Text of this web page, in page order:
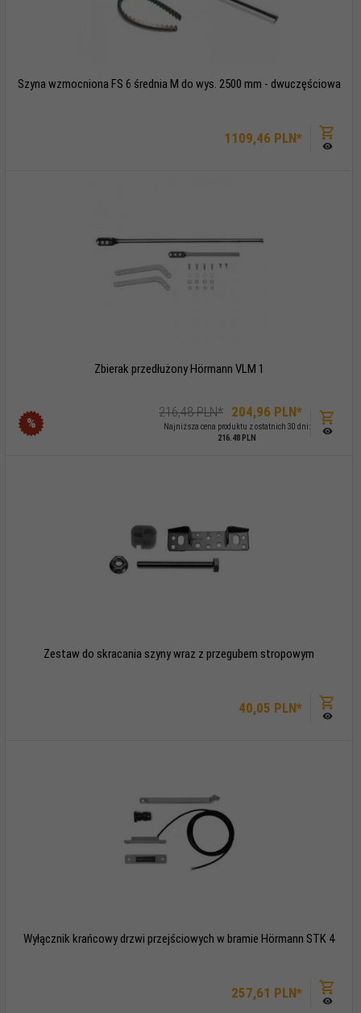
1109,46 PLN*
Szyna wzmocniona FS 6 średnia M do wys. 2500 mm - dwuczęściowa
%
204,96 PLN*
216,48 PLN*
Najniższa cena produktu z ostatnich 30 dni:
216.48 PLN
Zbierak przedłużony Hörmann VLM 1
40,05 PLN*
Zestaw do skracania szyny wraz z przegubem stropowym
257,61 PLN*
Wyłącznik krańcowy drzwi przejściowych w bramie Hörmann STK 4